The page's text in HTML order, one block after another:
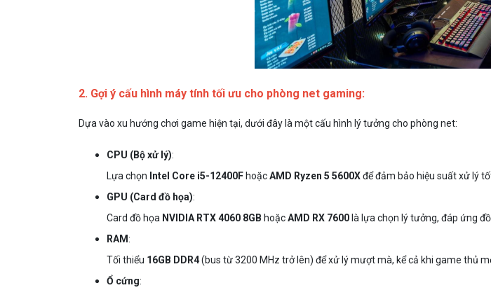
2. Gợi ý cấu hình máy tính tối ưu cho phòng net gaming:
Dựa vào xu hướng chơi game hiện tại, dưới đây là một cấu hình lý tưởng cho phòng net:
CPU (Bộ xử lý):
Lựa chọn Intel Core i5-12400F hoặcAMD Ryzen 5 5600Xđể đảm bảo hiệu suất xử lý
GPU (Card đồ họa):
Card đồ họa NVIDIA RTX 4060 8GB hoặcAMD RX 7600 là lựa chọn lý tưởng, đáp ứng
RAM:
Tối thiểu 16GB DDR4(bus từ 3200 MHz trở lên) để xử lý mượt mà, kể cả khi game thủ
Ổ cứng: